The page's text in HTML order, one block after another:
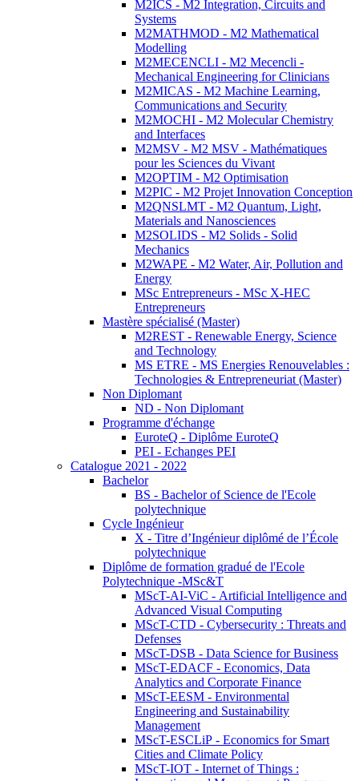
M2ICS - M2 Integration, Circuits and
Systems
M2MATHMOD - M2 Mathematical
Modelling
M2MECENCLI - M2 Mecencli -
Mechanical Engineering for Clinicians
M2MICAS - M2 Machine Learning,
Communications and Security
M2MOCHI - M2 Molecular Chemistry
and Interfaces
M2MSV - M2 MSV - Mathématiques
pour les Sciences du Vivant
M2OPTIM - M2 Optimisation
M2PIC - M2 Projet Innovation Conception
M2QNSLMT - M2 Quantum, Light,
Materials and Nanosciences
M2SOLIDS - M2 Solids - Solid
Mechanics
M2WAPE - M2 Water, Air, Pollution and
Energy
MSc Entrepreneurs - MSc X-HEC
Entrepreneurs
Mastère spécialisé (Master)
M2REST - Renewable Energy, Science
and Technology
MS ETRE - MS Energies Renouvelables :
Technologies & Entrepreneuriat (Master)
Non Diplomant
ND - Non Diplomant
Programme d'échange
EuroteQ - Diplôme EuroteQ
PEI - Echanges PEI
Catalogue 2021 - 2022
Bachelor
BS - Bachelor of Science de l'Ecole
polytechnique
Cycle Ingénieur
X - Titre d’Ingénieur diplômé de l’École
polytechnique
Diplôme de formation gradué de l'Ecole
Polytechnique -MSc&T
MScT-AI-ViC - Artificial Intelligence and
Advanced Visual Computing
MScT-CTD - Cybersecurity : Threats and
Defenses
MScT-DSB - Data Science for Business
MScT-EDACF - Economics, Data
Analytics and Corporate Finance
MScT-EESM - Environmental
Engineering and Sustainability
Management
MScT-ESCLiP - Economics for Smart
Cities and Climate Policy
MScT-IOT - Internet of Things :